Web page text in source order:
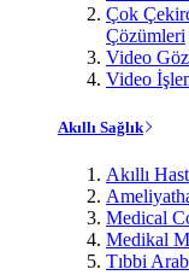
Çok
Çözümleri
Video
Video
Akıllı Sağlık
Akıllı
Medical
Medikal
Tıbbi